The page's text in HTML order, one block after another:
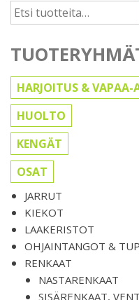
Etsi:
HARJOITUS & VAPAA-
HUOLTO
KENGÄT
OSAT
JARRUT
KIEKOT
LAAKERISTOT
OHJAINTANGOT &
RENKAAT
NASTARENKAAT
SISÄRENKAAT,